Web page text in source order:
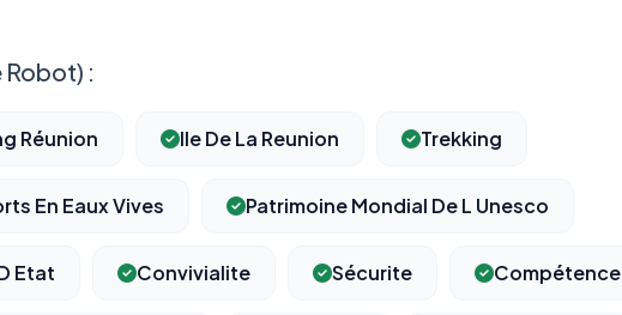
:
Réunion Ile De La Reunion Trekking
En Eaux Vives Patrimoine Mondial De L Unesco
Etat Convivialite Sécurite Compétence